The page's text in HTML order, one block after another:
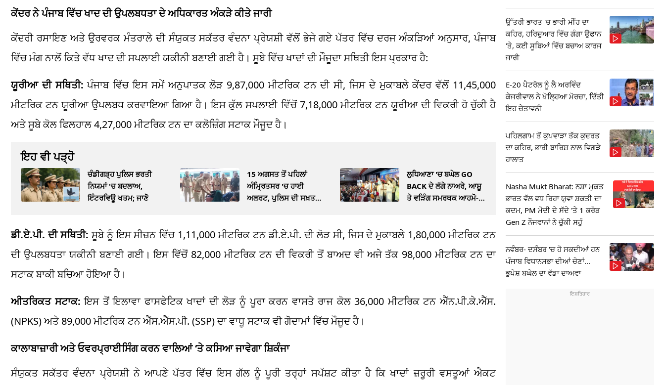
ਕੇਂਦਰ ਨੇ ਪੰਜਾਬ ਵਿੱਚ ਖਾਦ ਦੀ ਉਪਲਬਧਤਾ ਦੇ ਅਧਿਕਾਰਤ ਅੰਕੜੇ ਕੀਤੇ ਜਾਰੀ
ਕੇਂਦਰੀ ਰਸਾਇਣ ਅਤੇ ਉਰਵਰਕ ਮੰਤਰਾਲੇ ਦੀ ਸੰਯੁਕਤ ਸਕੱਤਰ ਵੰਦਨਾ ਪ੍ਰੇਯਸ਼ੀ ਵੱਲੋਂ ਭੇਜੇ ਗਏ ਪੱਤਰ ਵਿੱਚ ਦਰਜ ਅੰਕੜਿਆਂ ਅਨੁਸਾਰ, ਪੰਜਾਬ
ਵਿੱਚ ਮੰਗ ਨਾਲੋਂ ਕਿਤੇ ਵੱਧ ਖਾਦ ਦੀ ਸਪਲਾਈ ਯਕੀਨੀ ਬਣਾਈ ਗਈ ਹੈ। ਸੂਬੇ ਵਿੱਚ ਖਾਦਾਂ ਦੀ ਮੌਜੂਦਾ ਸਥਿਤੀ ਇਸ ਪ੍ਰਕਾਰ ਹੈ:
ਯੂਰੀਆ ਦੀ ਸਥਿਤੀ: ਪੰਜਾਬ ਵਿੱਚ ਇਸ ਸਮੇਂ ਅਨੁਪਾਤਕ ਲੋੜ 9,87,000 ਮੀਟਰਿਕ ਟਨ ਦੀ ਸੀ, ਜਿਸ ਦੇ ਮੁਕਾਬਲੇ ਕੇਂਦਰ ਵੱਲੋਂ 11,45,000
ਮੀਟਰਿਕ ਟਨ ਯੂਰੀਆ ਉਪਲਬਧ ਕਰਵਾਇਆ ਗਿਆ ਹੈ। ਇਸ ਕੁੱਲ ਸਪਲਾਈ ਵਿੱਚੋਂ 7,18,000 ਮੀਟਰਿਕ ਟਨ ਯੂਰੀਆ ਦੀ ਵਿਕਰੀ ਹੋ ਚੁੱਕੀ ਹੈ
ਅਤੇ ਸੂਬੇ ਕੋਲ ਫਿਲਹਾਲ 4,27,000 ਮੀਟਰਿਕ ਟਨ ਦਾ ਕਲੋਜ਼ਿੰਗ ਸਟਾਕ ਮੌਜੂਦ ਹੈ।
ਇਹ ਵੀ ਪੜ੍ਹੋ
ਚੰਡੀਗੜ੍ਹ ਪੁਲਿਸ ਭਰਤੀ
ਨਿਯਮਾਂ 'ਚ ਬਦਲਾਅ,
ਇੰਟਰਵਿਊ ਖਤਮ; ਜਾਣੋ
15 ਅਗਸਤ ਤੋਂ ਪਹਿਲਾਂ
ਅੰਮ੍ਰਿਤਸਰ 'ਚ ਹਾਈ
ਅਲਰਟ, ਪੁਲਿਸ ਦੀ ਸਖ਼ਤ
ਲੁਧਿਆਣਾ 'ਚ ਬਘੇਲ GO
BACK ਦੇ ਲੱਗੇ ਨਾਅਰੇ, ਆਸ਼ੂ
ਤੇ ਵੜਿੰਗ ਸਮਰਥਕ ਆਹਮੋ-
ਡੀ.ਏ.ਪੀ. ਦੀ ਸਥਿਤੀ: ਸੂਬੇ ਨੂੰ ਇਸ ਸੀਜ਼ਨ ਵਿੱਚ 1,11,000 ਮੀਟਰਿਕ ਟਨ ਡੀ.ਏ.ਪੀ. ਦੀ ਲੋੜ ਸੀ, ਜਿਸ ਦੇ ਮੁਕਾਬਲੇ 1,80,000 ਮੀਟਰਿਕ ਟਨ
ਦੀ ਉਪਲਬਧਤਾ ਯਕੀਨੀ ਬਣਾਈ ਗਈ। ਇਸ ਵਿੱਚੋਂ 82,000 ਮੀਟਰਿਕ ਟਨ ਦੀ ਵਿਕਰੀ ਤੋਂ ਬਾਅਦ ਵੀ ਅਜੇ ਤੱਕ 98,000 ਮੀਟਰਿਕ ਟਨ ਦਾ
ਸਟਾਕ ਬਾਕੀ ਬਚਿਆ ਹੋਇਆ ਹੈ।
ਅੀਤਰਿਕਤ ਸਟਾਕ: ਇਸ ਤੋਂ ਇਲਾਵਾ ਫਾਸਫੇਟਿਕ ਖਾਦਾਂ ਦੀ ਲੋੜ ਨੂੰ ਪੂਰਾ ਕਰਨ ਵਾਸਤੇ ਰਾਜ ਕੋਲ 36,000 ਮੀਟਰਿਕ ਟਨ ਐੱਨ.ਪੀ.ਕੇ.ਐੱਸ.
(NPKS) ਅਤੇ 89,000 ਮੀਟਰਿਕ ਟਨ ਐੱਸ.ਐੱਸ.ਪੀ. (SSP) ਦਾ ਵਾਧੂ ਸਟਾਕ ਵੀ ਗੋਦਾਮਾਂ ਵਿੱਚ ਮੌਜੂਦ ਹੈ।
ਕਾਲਾਬਾਜ਼ਾਰੀ ਅਤੇ ਓਵਰਪ੍ਰਾਈਸਿੰਗ ਕਰਨ ਵਾਲਿਆਂ ‘ਤੇ ਕਸਿਆ ਜਾਵੇਗਾ ਸ਼ਿਕੰਜਾ
ਸੰਯੁਕਤ ਸਕੱਤਰ ਵੰਦਨਾ ਪ੍ਰੇਯਸ਼ੀ ਨੇ ਆਪਣੇ ਪੱਤਰ ਵਿੱਚ ਇਸ ਗੱਲ ਨੂੰ ਪੂਰੀ ਤਰ੍ਹਾਂ ਸਪੱਸ਼ਟ ਕੀਤਾ ਹੈ ਕਿ ਖਾਦਾਂ ਜ਼ਰੂਰੀ ਵਸਤੂਆਂ ਐਕਟ
ਉੱਤਰੀ ਭਾਰਤ 'ਚ ਭਾਰੀ ਮੀਂਹ ਦਾ
ਕਹਿਰ, ਹਰਿਦੁਆਰ ਵਿੱਚ ਗੰਗਾ ਉਫਾਨ
'ਤੇ, ਕਈ ਸੂਬਿਆਂ ਵਿੱਚ ਬਚਾਅ ਕਾਰਜ
ਜਾਰੀ
E-20 ਪੈਟਰੋਲ ਨੂੰ ਲੈ ਅਰਵਿੰਦ
ਕੇਜਰੀਵਾਲ ਨੇ ਖੋਲ੍ਹਿਆ ਮੋਰਚਾ, ਦਿੱਤੀ
ਇਹ ਚੇਤਾਵਨੀ
ਪਹਿਲਗਾਮ ਤੋਂ ਕੁਪਵਾੜਾ ਤੱਕ ਕੁਦਰਤ
ਦਾ ਕਹਿਰ, ਭਾਰੀ ਬਾਰਿਸ਼ ਨਾਲ ਵਿਗੜੇ
ਹਾਲਾਤ
Nasha Mukt Bharat: ਨਸ਼ਾ ਮੁਕਤ
ਭਾਰਤ ਵੱਲ ਵਧ ਰਿਹਾ ਯੁਵਾ ਸ਼ਕਤੀ ਦਾ
ਕਦਮ, PM ਮੋਦੀ ਦੇ ਸੱਦੇ 'ਤੇ 1 ਕਰੋੜ
Gen Z ਨੌਜਵਾਨਾਂ ਨੇ ਚੁੱਕੀ ਸਹੁੰ
ਨਵੰਬਰ- ਦਸੰਬਰ 'ਚ ਹੋ ਸਕਦੀਆਂ ਹਨ
ਪੰਜਾਬ ਵਿਧਾਨਸਭਾ ਦੀਆਂ ਚੋਣਾਂ...
ਭੁਪੇਸ਼ ਬਘੇਲ ਦਾ ਵੱਡਾ ਦਾਅਵਾ